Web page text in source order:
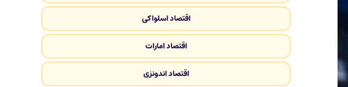
اقتصاد اسلواکی
اقتصاد امارات
اقتصاد اندونزی